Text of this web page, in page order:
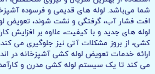
شما می‌باشد. لوله های قدیمی و فرسوده
افت فشار آب، گرفتگی و نشت شوند، تعویض
لوله های جدید و با کیفیت، علاوه بر افزایش
کشی، از بروز مشکلات آتی نیز جلوگیری می
ارائه خدمات تعویض لوله کشی آشپزخانه در
می کند تا یک سیستم لوله کشی مدرن و